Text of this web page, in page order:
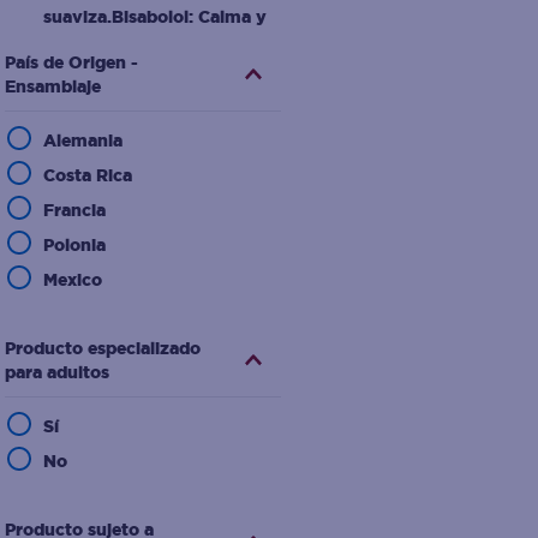
suaviza.Bisabolol: Calma y
Hidrata.Lanolina: Restau
Octinoxato, tinosorb s,
Licochalcona A: Anti-
inflamatorio y anti-
País de Origen -
Ensamblaje
Alemania
Costa Rica
Francia
Polonia
Mexico
Producto especializado
para adultos
Sí
No
Producto sujeto a